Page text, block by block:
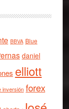
BBVA Blue
daniel
elliott
inversión forex